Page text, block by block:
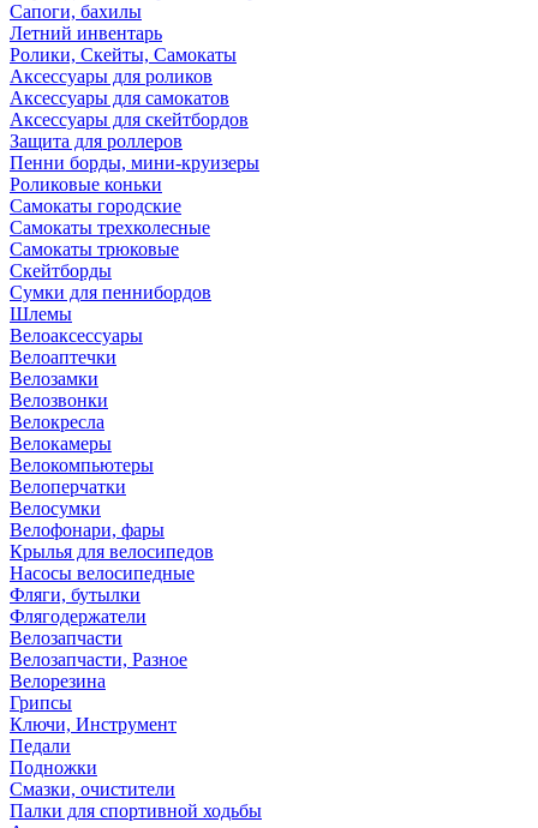
Сапоги, бахилы
Летний инвентарь
Ролики, Скейты, Самокаты
Аксессуары для роликов
Аксессуары для самокатов
Аксессуары для скейтбордов
Защита для роллеров
Пенни борды, мини-круизеры
Роликовые коньки
Самокаты городские
Самокаты трехколесные
Самокаты трюковые
Скейтборды
Сумки для пеннибордов
Шлемы
Велоаксессуары
Велоаптечки
Велозамки
Велозвонки
Велокресла
Велокамеры
Велокомпьютеры
Велоперчатки
Велосумки
Велофонари, фары
Крылья для велосипедов
Насосы велосипедные
Фляги, бутылки
Флягодержатели
Велозапчасти
Велозапчасти, Разное
Велорезина
Грипсы
Ключи, Инструмент
Педали
Подножки
Смазки, очистители
Палки для спортивной ходьбы